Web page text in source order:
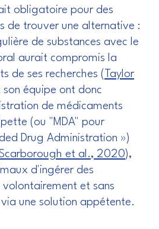
obligatoire pour des
de trouver une alternative :
de substances avec le
aurait compromis la
de ses recherches ( Taylor
son équipe ont donc
de médicaments
(ou "MDA" pour
Drug Administration »)
et al., 2020),
d'ingérer des
et sans
une solution appétente.